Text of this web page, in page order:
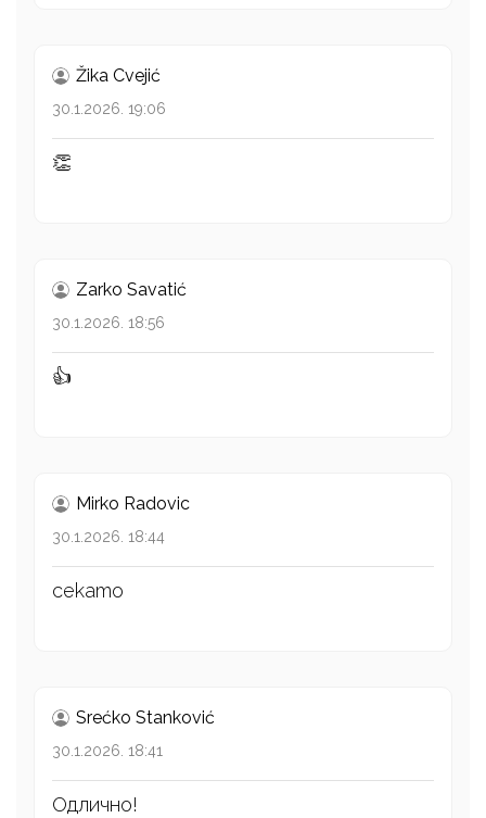
Žika Cvejić
30.1.2026. 19:06
👏
Zarko Savatić
30.1.2026. 18:56
👍
Mirko Radovic
30.1.2026. 18:44
cekamo
Srećko Stanković
30.1.2026. 18:41
Одлично!